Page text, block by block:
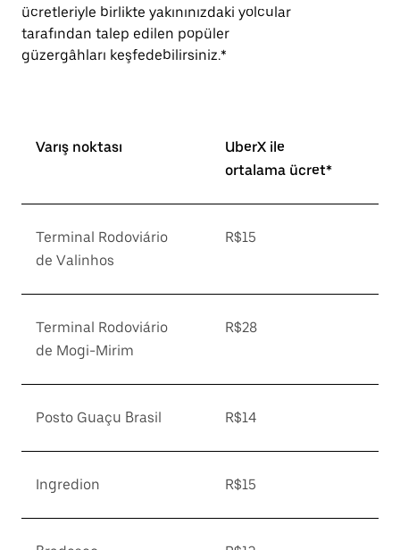
ücretleriyle birlikte yakınınızdaki yolcular
tarafından talep edilen popüler
güzergâhları keşfedebilirsiniz.*
Varış noktası
UberX ile
ortalama ücret*
Terminal Rodoviário
de Valinhos
R$15
Terminal Rodoviário
de Mogi-Mirim
R$28
Posto Guaçu Brasil R$14
Ingredion R$15